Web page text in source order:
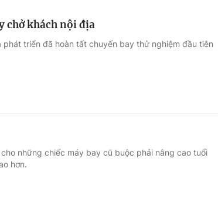
chở khách nội địa
triển đã hoàn tất chuyến bay thử nghiệm đầu tiên
những chiếc máy bay cũ buộc phải nâng cao tuổi
hơn.